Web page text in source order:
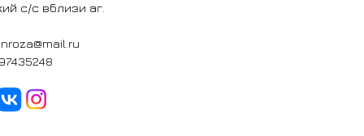
с/с вблизи аг.